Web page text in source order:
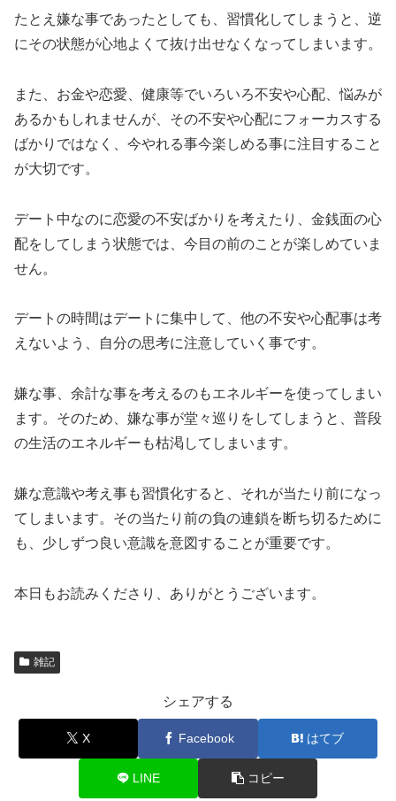
たとえ嫌な事であったとしても、習慣化してしまうと、逆
にその状態が心地よくて抜け出せなくなってしまいます。
また、お金や恋愛、健康等でいろいろ不安や心配、悩みが
あるかもしれませんが、その不安や心配にフォーカスする
ばかりではなく、今やれる事今楽しめる事に注目すること
が大切です。
デート中なのに恋愛の不安ばかりを考えたり、金銭面の心
配をしてしまう状態では、今目の前のことが楽しめていま
せん。
デートの時間はデートに集中して、他の不安や心配事は考
えないよう、自分の思考に注意していく事です。
嫌な事、余計な事を考えるのもエネルギーを使ってしまい
ます。そのため、嫌な事が堂々巡りをしてしまうと、普段
の生活のエネルギーも枯渇してしまいます。
嫌な意識や考え事も習慣化すると、それが当たり前になっ
てしまいます。その当たり前の負の連鎖を断ち切るために
も、少しずつ良い意識を意図することが重要です。
本日もお読みくださり、ありがとうございます。
雑記
シェアする
X Facebook はてブ
LINE コピー